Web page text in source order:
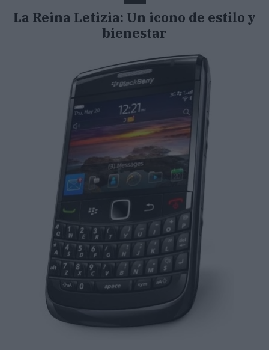
La Reina Letizia: Un icono de estilo y
bienestar